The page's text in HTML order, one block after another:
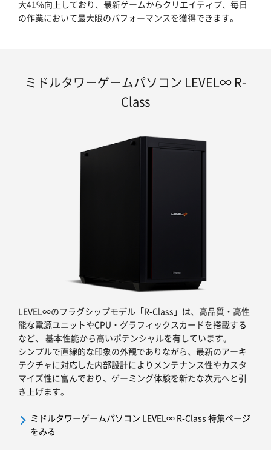
大41%向上しており、最新ゲームからクリエイティブ、毎日
の作業において最大限のパフォーマンスを獲得できます。
ミドルタワーゲームパソコン LEVEL∞ R-
Class
LEVEL∞のフラグシップモデル「R-Class」は、高品質・高性
能な電源ユニットやCPU・グラフィックスカードを搭載する
など、 基本性能から高いポテンシャルを有しています。
シンプルで直線的な印象の外観でありながら、最新のアーキ
テクチャに対応した内部設計によりメンテナンス性やカスタ
マイズ性に富んでおり、ゲーミング体験を新たな次元へと引
き上げます。
ミドルタワーゲームパソコン LEVEL∞ R-Class 特集ページ
をみる